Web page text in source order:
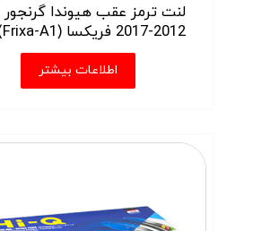
لنت ترمز عقب هیوندا گرنجور
2012-2017 فریکسا (Frixa-A1)
اطلاعات بیشتر